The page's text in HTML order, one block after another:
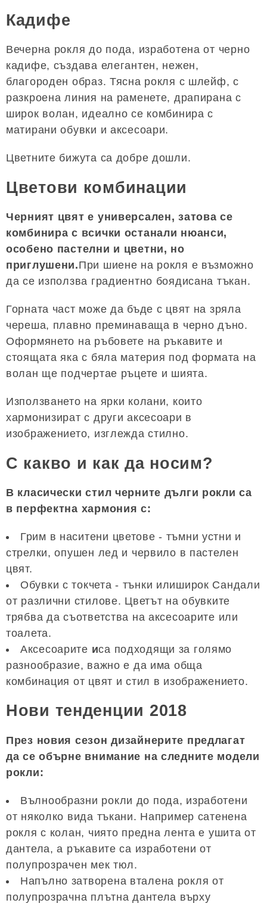
Кадифе
Вечерна рокля до пода, изработена от черно
кадифе, създава елегантен, нежен,
благороден образ. Тясна рокля с шлейф, с
разкроена линия на раменете, драпирана с
широк волан, идеално се комбинира с
матирани обувки и аксесоари.
Цветните бижута са добре дошли.
Цветови комбинации
Черният цвят е универсален, затова се
комбинира с всички останали нюанси,
особено пастелни и цветни, но
приглушени.При шиене на рокля е възможно
да се използва градиентно боядисана тъкан.
Горната част може да бъде с цвят на зряла
череша, плавно преминаваща в черно дъно.
Оформянето на ръбовете на ръкавите и
стоящата яка с бяла материя под формата на
волан ще подчертае ръцете и шията.
Използването на ярки колани, които
хармонизират с други аксесоари в
изображението, изглежда стилно.
С какво и как да носим?
В класически стил черните дълги рокли са
в перфектна хармония с:
Грим в наситени цветове - тъмни устни и
стрелки, опушен лед и червило в пастелен
цвят.
Обувки с токчета - тънки илиширок Сандали
от различни стилове. Цветът на обувките
трябва да съответства на аксесоарите или
тоалета.
Аксесоарите иса подходящи за голямо
разнообразие, важно е да има обща
комбинация от цвят и стил в изображението.
Нови тенденции 2018
През новия сезон дизайнерите предлагат
да се обърне внимание на следните модели
рокли:
Вълнообразни рокли до пода, изработени
от няколко вида тъкани. Например сатенена
рокля с колан, чиято предна лента е ушита от
дантела, а ръкавите са изработени от
полупрозрачен мек тюл.
Напълно затворена вталена рокля от
полупрозрачна плътна дантела върху